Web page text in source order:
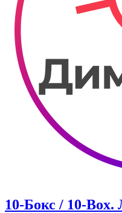
10-Бокс / 10-Box.